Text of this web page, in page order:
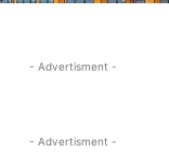
- Advertisment -
- Advertisment -